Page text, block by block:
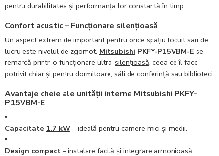
pentru durabilitatea și performanța lor constantă în timp.
Confort acustic – Funcționare silențioasă
Un aspect extrem de important pentru orice spațiu locuit sau de
lucru este nivelul de zgomot. Mitsubishi PKFY-P15VBM-E se
remarcă printr-o funcționare ultra-silențioasă, ceea ce îl face
potrivit chiar și pentru dormitoare, săli de conferință sau biblioteci.
Avantaje cheie ale unității interne Mitsubishi PKFY-
P15VBM-E
Capacitate 1.7 kW – ideală pentru camere mici și medii.
Design compact –instalare facilă și integrare armonioasă.